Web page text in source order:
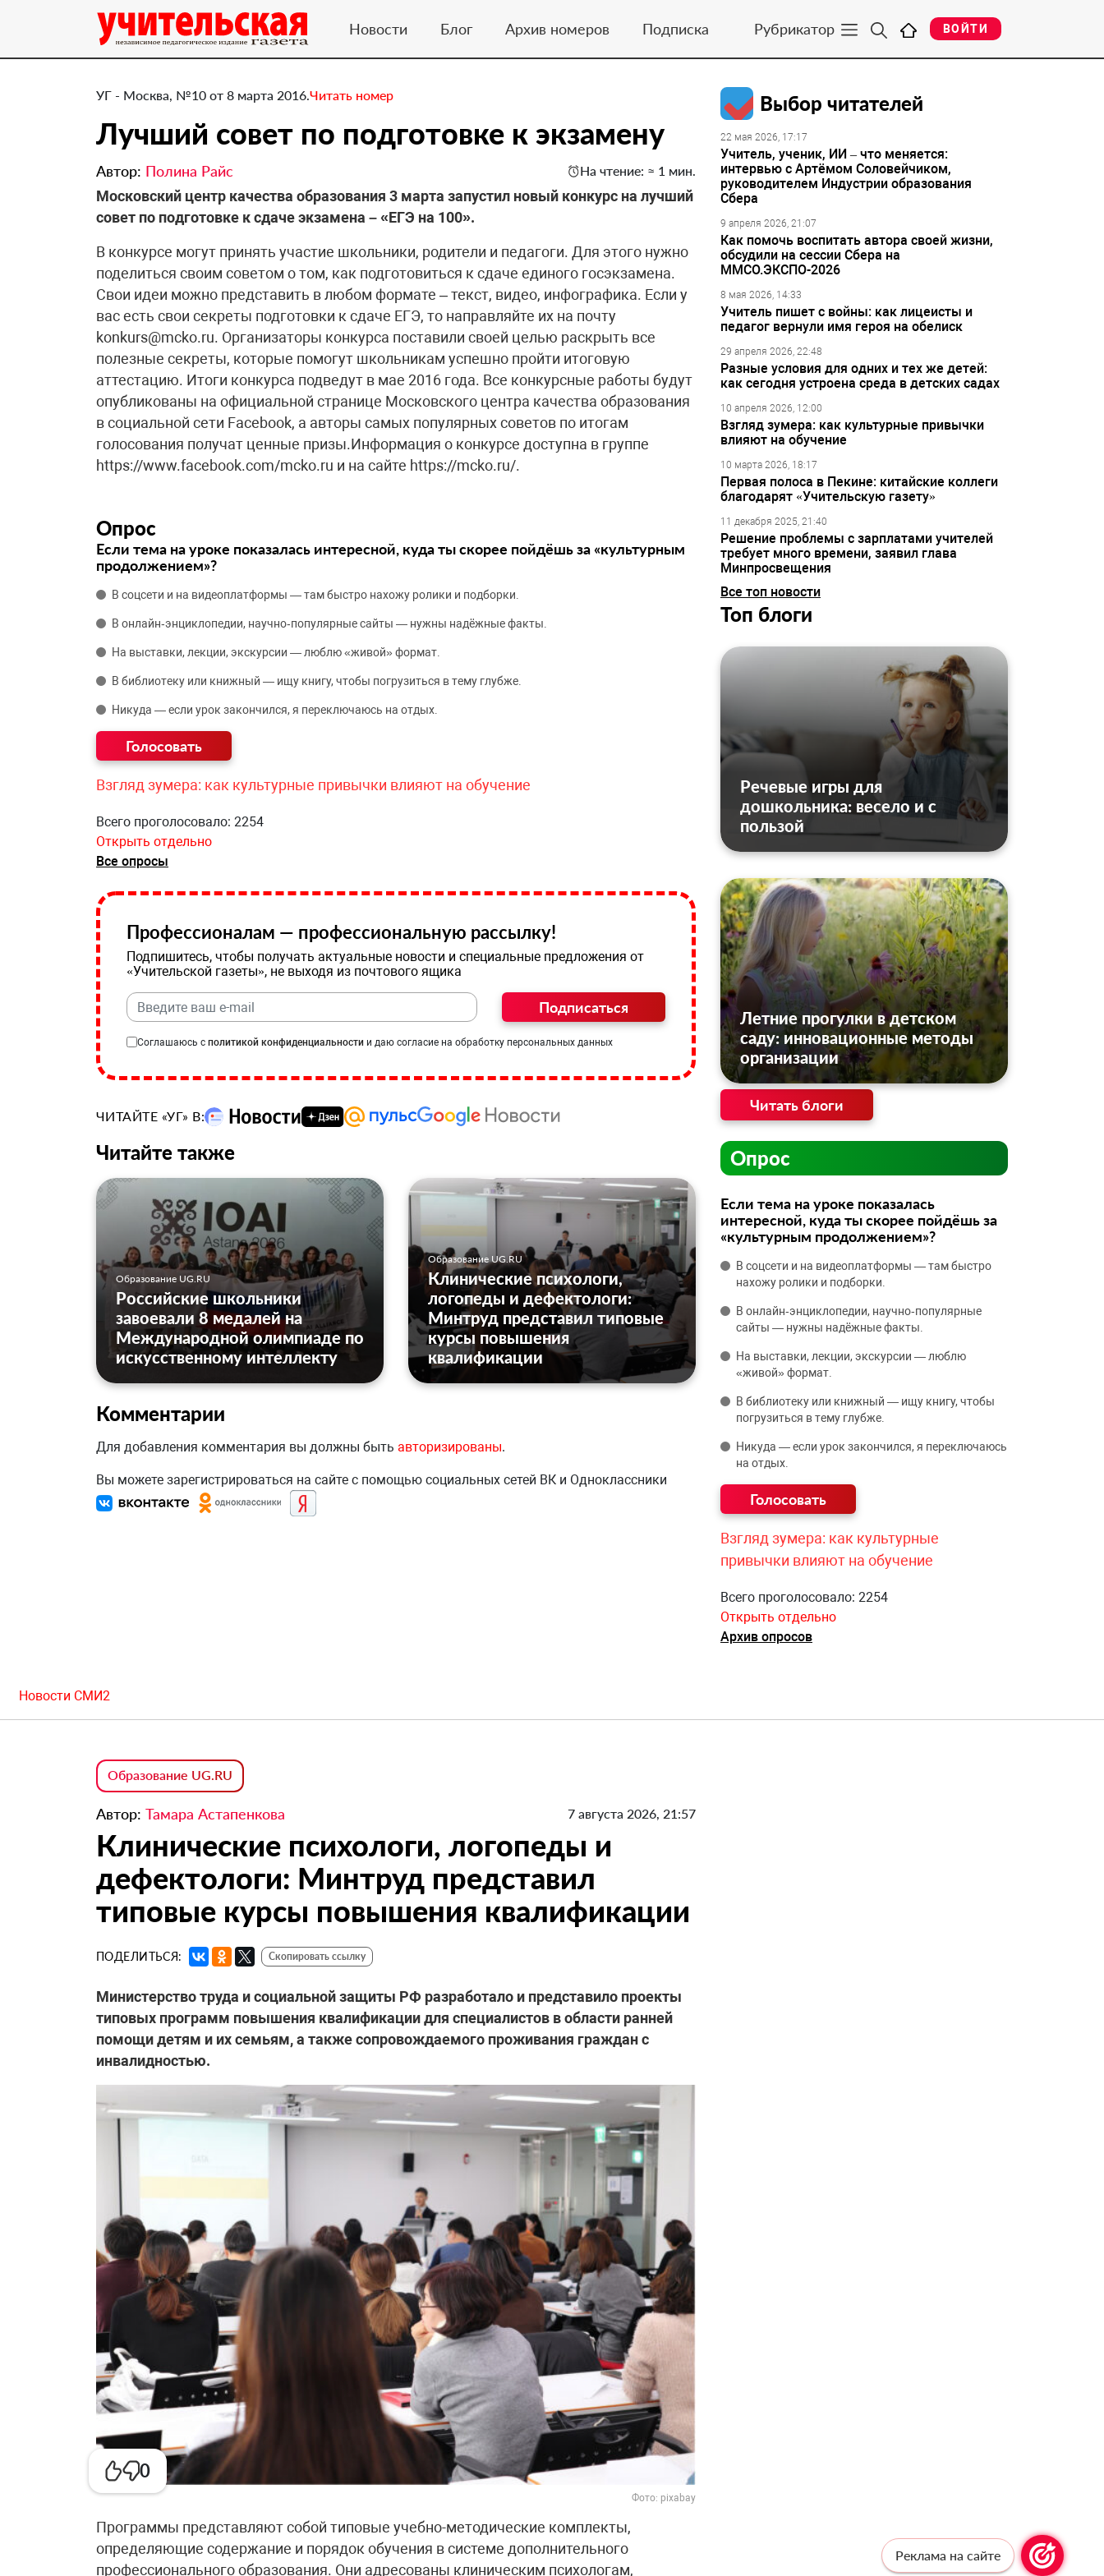
Новости Блог Архив номеров Подписка Рубрикатор ВОЙТИ
0
УГ - Москва, №10 от 8 марта 2016.Читать номер
​Лучший совет по подготовке к экзамену
Автор: Полина Райс На чтение: ≈ 1 мин.
Московский центр качества образования 3 марта запустил новый конкурс на лучший
совет по подготовке к сдаче экзамена – «ЕГЭ на 100».
В конкурсе могут принять участие школьники, родители и педагоги. Для этого нужно
поделиться своим советом о том, как подготовиться к сдаче единого госэкзамена.
Свои идеи можно представить в любом формате – текст, видео, инфографика. Если у
вас есть свои секреты подготовки к сдаче ЕГЭ, то направляйте их на почту
konkurs@mcko.ru. Организаторы конкурса поставили своей целью раскрыть все
полезные секреты, которые помогут школьникам успешно пройти итоговую
аттестацию. Итоги конкурса подведут в мае 2016 года. Все конкурсные работы будут
опубликованы на официальной странице Московского центра качества образования
в социальной сети Facebook, а авторы самых популярных советов по итогам
голосования получат ценные призы.Информация о конкурсе доступна в группе
https://www.facebook.com/mcko.ru и на сайте https://mcko.ru/.
Опрос
Если тема на уроке показалась интересной, куда ты скорее пойдёшь за «культурным
продолжением»?
В соцсети и на видеоплатформы — там быстро нахожу ролики и подборки.
В онлайн‑энциклопедии, научно‑популярные сайты — нужны надёжные факты.
На выставки, лекции, экскурсии — люблю «живой» формат.
В библиотеку или книжный — ищу книгу, чтобы погрузиться в тему глубже.
Никуда — если урок закончился, я переключаюсь на отдых.
Взгляд зумера: как культурные привычки влияют на обучение
Всего проголосовало: 2254
Открыть отдельно
Все опросы
Профессионалам — профессиональную рассылку!
Подпишитесь, чтобы получать актуальные новости и специальные предложения от
«Учительской газеты», не выходя из почтового ящика
Подписаться
Соглашаюсь с политикой конфиденциальности и даю согласие на обработку персональных данных
ЧИТАЙТЕ «УГ» В:
Читайте также
Образование UG.RU
Российские школьники
завоевали 8 медалей на
Международной олимпиаде по
искусственному интеллекту
Образование UG.RU
Клинические психологи,
логопеды и дефектологи:
Минтруд представил типовые
курсы повышения
квалификации
Комментарии
Для добавления комментария вы должны быть авторизированы.
Вы можете зарегистрироваться на сайте с помощью социальных сетей ВК и Одноклассники
Выбор читателей
22 мая 2026, 17:17
Учитель, ученик, ИИ – что меняется:
интервью с Артёмом Соловейчиком,
руководителем Индустрии образования
Сбера
9 апреля 2026, 21:07
Как помочь воспитать автора своей жизни,
обсудили на сессии Сбера на
ММСО.ЭКСПО-2026
8 мая 2026, 14:33
Учитель пишет с войны: как лицеисты и
педагог вернули имя героя на обелиск
29 апреля 2026, 22:48
Разные условия для одних и тех же детей:
как сегодня устроена среда в детских садах
10 апреля 2026, 12:00
Взгляд зумера: как культурные привычки
влияют на обучение
10 марта 2026, 18:17
Первая полоса в Пекине: китайские коллеги
благодарят «Учительскую газету»
11 декабря 2025, 21:40
Решение проблемы с зарплатами учителей
требует много времени, заявил глава
Минпросвещения
Все топ новости
Топ блоги
Речевые игры для
дошкольника: весело и с
пользой
Летние прогулки в детском
саду: инновационные методы
организации
Читать блоги
Опрос
Если тема на уроке показалась
интересной, куда ты скорее пойдёшь за
«культурным продолжением»?
В соцсети и на видеоплатформы — там быстро
нахожу ролики и подборки.
В онлайн‑энциклопедии, научно‑популярные
сайты — нужны надёжные факты.
На выставки, лекции, экскурсии — люблю
«живой» формат.
В библиотеку или книжный — ищу книгу, чтобы
погрузиться в тему глубже.
Никуда — если урок закончился, я переключаюсь
на отдых.
Взгляд зумера: как культурные
привычки влияют на обучение
Всего проголосовало: 2254
Открыть отдельно
Архив опросов
Новости СМИ2
Образование UG.RU
Автор: Тамара Астапенкова 7 августа 2026, 21:57
Клинические психологи, логопеды и
дефектологи: Минтруд представил
типовые курсы повышения квалификации
ПОДЕЛИТЬСЯ: Скопировать ссылку
Министерство труда и социальной защиты РФ разработало и представило проекты
типовых программ повышения квалификации для специалистов в области ранней
помощи детям и их семьям, а также сопровождаемого проживания граждан с
инвалидностью.
Фото: pixabay
Программы представляют собой типовые учебно-методические комплекты,
определяющие содержание и порядок обучения в системе дополнительного
профессионального образования. Они адресованы клиническим психологам,
Реклама на сайте